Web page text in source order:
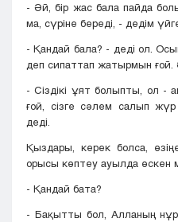
- Әй, бір жас бала пайда
ма, сүріне береді, - дедім
- Қандай бала? - деді ол.
деп сипаттап жатырмын
- Сіздікі ұят болыпты, ол -
ғой, сізге сәлем салып
деді.
Қыздары, керек болса,
орысы көптеу ауылда өскен
- Қандай бата?
- Бақытты бол, Алланың